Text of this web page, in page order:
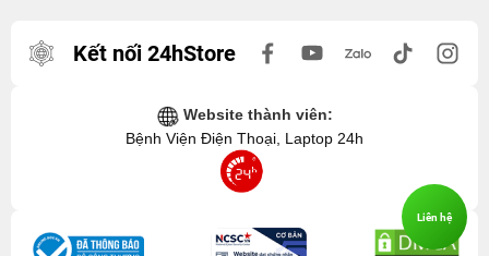
Kết nối 24hStore
Website thành viên:
Bệnh Viện Điện Thoại, Laptop 24h
Liên hệ